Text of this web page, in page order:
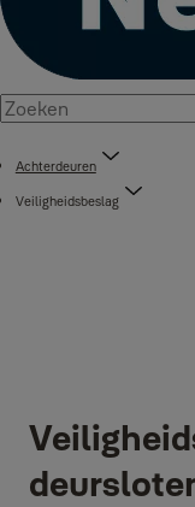
Achterdeuren
Veiligheidsbeslag